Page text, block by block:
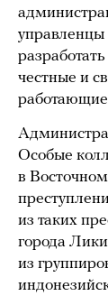
честные и
работающие
Особые
в
из таких
города
из